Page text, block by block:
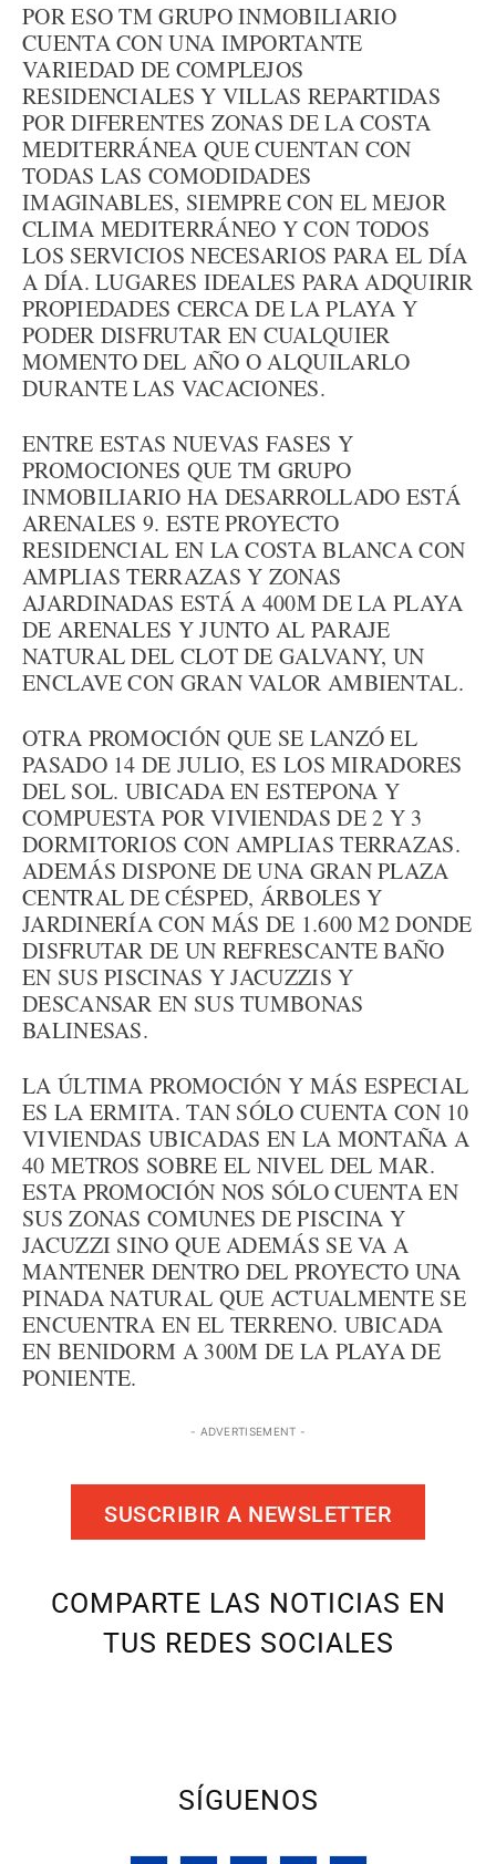
POR ESO TM GRUPO INMOBILIARIO
CUENTA CON UNA IMPORTANTE
VARIEDAD DE COMPLEJOS
RESIDENCIALES Y VILLAS REPARTIDAS
POR DIFERENTES ZONAS DE LA COSTA
MEDITERRÁNEA QUE CUENTAN CON
TODAS LAS COMODIDADES
IMAGINABLES, SIEMPRE CON EL MEJOR
CLIMA MEDITERRÁNEO Y CON TODOS
LOS SERVICIOS NECESARIOS PARA EL DÍA
A DÍA. LUGARES IDEALES PARA ADQUIRIR
PROPIEDADES CERCA DE LA PLAYA Y
PODER DISFRUTAR EN CUALQUIER
MOMENTO DEL AÑO O ALQUILARLO
DURANTE LAS VACACIONES.
ENTRE ESTAS NUEVAS FASES Y
PROMOCIONES QUE TM GRUPO
INMOBILIARIO HA DESARROLLADO ESTÁ
ARENALES 9. ESTE PROYECTO
RESIDENCIAL EN LA COSTA BLANCA CON
AMPLIAS TERRAZAS Y ZONAS
AJARDINADAS ESTÁ A 400M DE LA PLAYA
DE ARENALES Y JUNTO AL PARAJE
NATURAL DEL CLOT DE GALVANY, UN
ENCLAVE CON GRAN VALOR AMBIENTAL.
OTRA PROMOCIÓN QUE SE LANZÓ EL
PASADO 14 DE JULIO, ES LOS MIRADORES
DEL SOL. UBICADA EN ESTEPONA Y
COMPUESTA POR VIVIENDAS DE 2 Y 3
DORMITORIOS CON AMPLIAS TERRAZAS.
ADEMÁS DISPONE DE UNA GRAN PLAZA
CENTRAL DE CÉSPED, ÁRBOLES Y
JARDINERÍA CON MÁS DE 1.600 M2 DONDE
DISFRUTAR DE UN REFRESCANTE BAÑO
EN SUS PISCINAS Y JACUZZIS Y
DESCANSAR EN SUS TUMBONAS
BALINESAS.
LA ÚLTIMA PROMOCIÓN Y MÁS ESPECIAL
ES LA ERMITA. TAN SÓLO CUENTA CON 10
VIVIENDAS UBICADAS EN LA MONTAÑA A
40 METROS SOBRE EL NIVEL DEL MAR.
ESTA PROMOCIÓN NOS SÓLO CUENTA EN
SUS ZONAS COMUNES DE PISCINA Y
JACUZZI SINO QUE ADEMÁS SE VA A
MANTENER DENTRO DEL PROYECTO UNA
PINADA NATURAL QUE ACTUALMENTE SE
ENCUENTRA EN EL TERRENO. UBICADA
EN BENIDORM A 300M DE LA PLAYA DE
PONIENTE.
- ADVERTISEMENT -
SUSCRIBIR A NEWSLETTER
COMPARTE LAS NOTICIAS EN
TUS REDES SOCIALES
SÍGUENOS